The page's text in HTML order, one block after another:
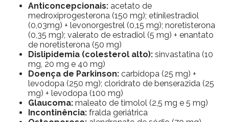
Anticoncepcionais: acetato de
medroxiprogesterona (150 mg); etinilestradiol
(0,03mg) + levonorgestrel (0,15 mg); noretisterona
(0,35 mg); valerato de estradiol (5 mg) + enantato
de noretisterona (50 mg)
Dislipidemia (colesterol alto): sinvastatina (10
mg, 20 mg e 40 mg)
Doença de Parkinson: carbidopa (25 mg) +
levodopa (250 mg); cloridrato de benserazida (25
mg) + levodopa (100 mg)
Glaucoma: maleato de timolol (2,5 mg e 5 mg)
Incontinência: fralda geriátrica